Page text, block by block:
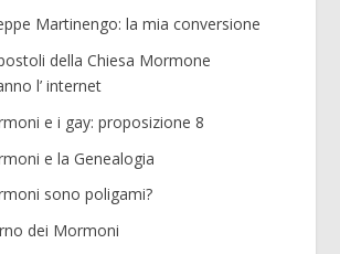
Martinengo: la mia conversione
della Chiesa Mormone
l’ internet
e i gay: proposizione 8
e la Genealogia
sono poligami?
dei Mormoni